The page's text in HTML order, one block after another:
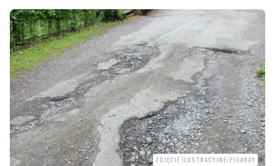
ZDJĘCIE ILUSTRACYJNE/PIXABAY